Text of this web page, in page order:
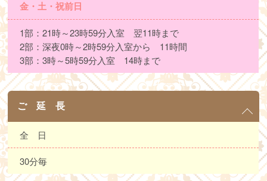
金・土・祝前日
1部：21時～23時59分入室 翌11時まで
2部：深夜0時～2時59分入室から 11時間
3部：3時～5時59分入室 14時まで
ご 延 長
全 日
30分毎